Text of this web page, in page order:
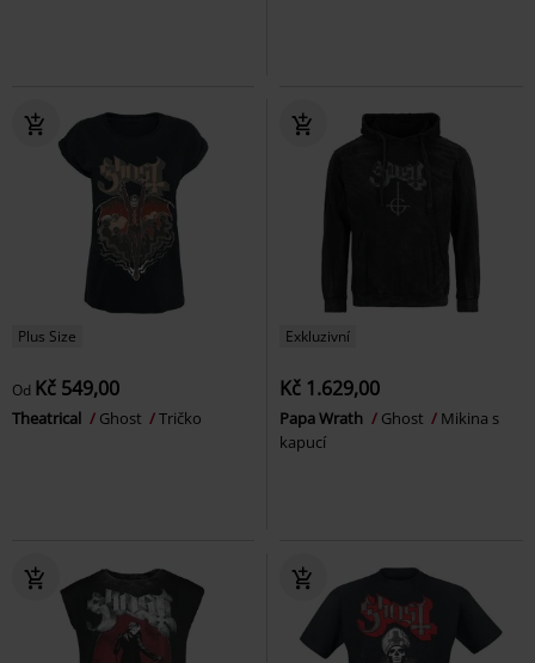
Plus Size
Od Kč 549,00
Theatrical Ghost Tričko
Exkluzivní
Kč 1.629,00
Papa Wrath Ghost
Mikina s
kapucí